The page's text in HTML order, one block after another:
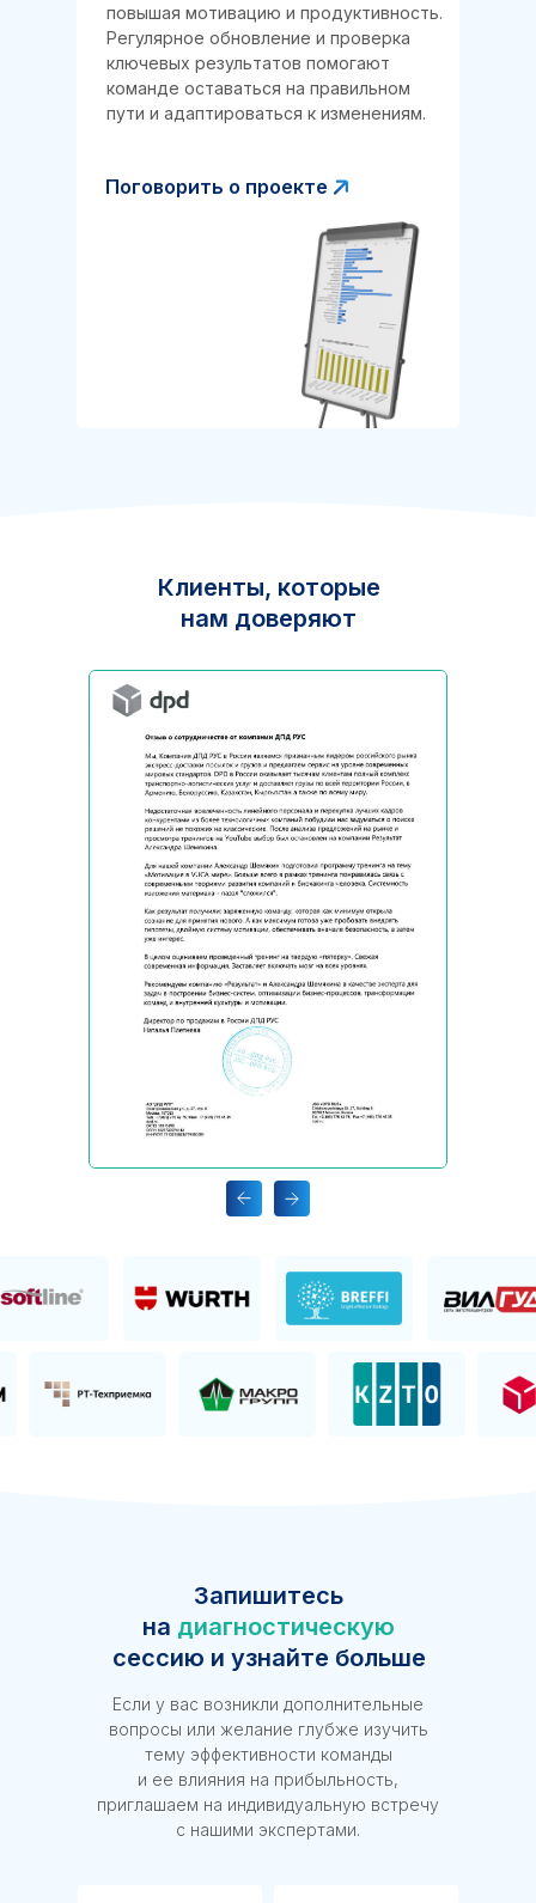
повышая мотивацию и продуктивность.
Регулярное обновление и проверка
ключевых результатов помогают
команде оставаться на правильном
пути и адаптироваться к изменениям.
Поговорить о проекте
Клиенты, которые
нам доверяют
Если у вас возникли дополнительные
вопросы или желание глубже изучить
тему эффективности команды
и ее влияния на прибыльность,
приглашаем на индивидуальную встречу
с нашими экспертами.
Запишитесь
на диагностическую
сессию и узнайте больше